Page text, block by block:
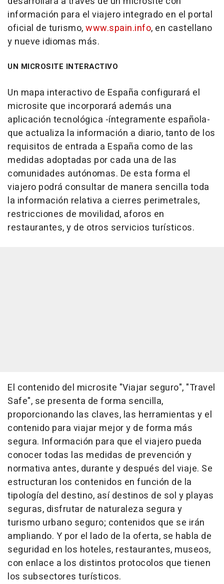
información para el viajero integrado en el portal
oficial de turismo,www.spain.info, en castellano
y nueve idiomas más.
UN MICROSITE INTERACTIVO
Un mapa interactivo de España configurará el
microsite que incorporará además una
aplicación tecnológica -íntegramente española-
que actualiza la información a diario, tanto de los
requisitos de entrada a España como de las
medidas adoptadas por cada una de las
comunidades autónomas. De esta forma el
viajero podrá consultar de manera sencilla toda
la información relativa a cierres perimetrales,
restricciones de movilidad, aforos en
restaurantes, y de otros servicios turísticos.
El contenido del microsite "Viajar seguro", "Travel
Safe", se presenta de forma sencilla,
proporcionando las claves, las herramientas y el
contenido para viajar mejor y de forma más
segura. Información para que el viajero pueda
conocer todas las medidas de prevención y
normativa antes, durante y después del viaje. Se
estructuran los contenidos en función de la
tipología del destino, así destinos de sol y playas
seguras, disfrutar de naturaleza segura y
turismo urbano seguro; contenidos que se irán
ampliando. Y por el lado de la oferta, se habla de
seguridad en los hoteles, restaurantes, museos,
con enlace a los distintos protocolos que tienen
los subsectores turísticos.